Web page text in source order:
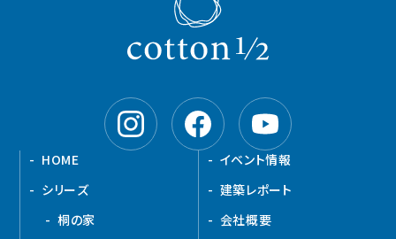
HOME
シリーズ
桐の家
イベント情報
建築レポート
会社概要